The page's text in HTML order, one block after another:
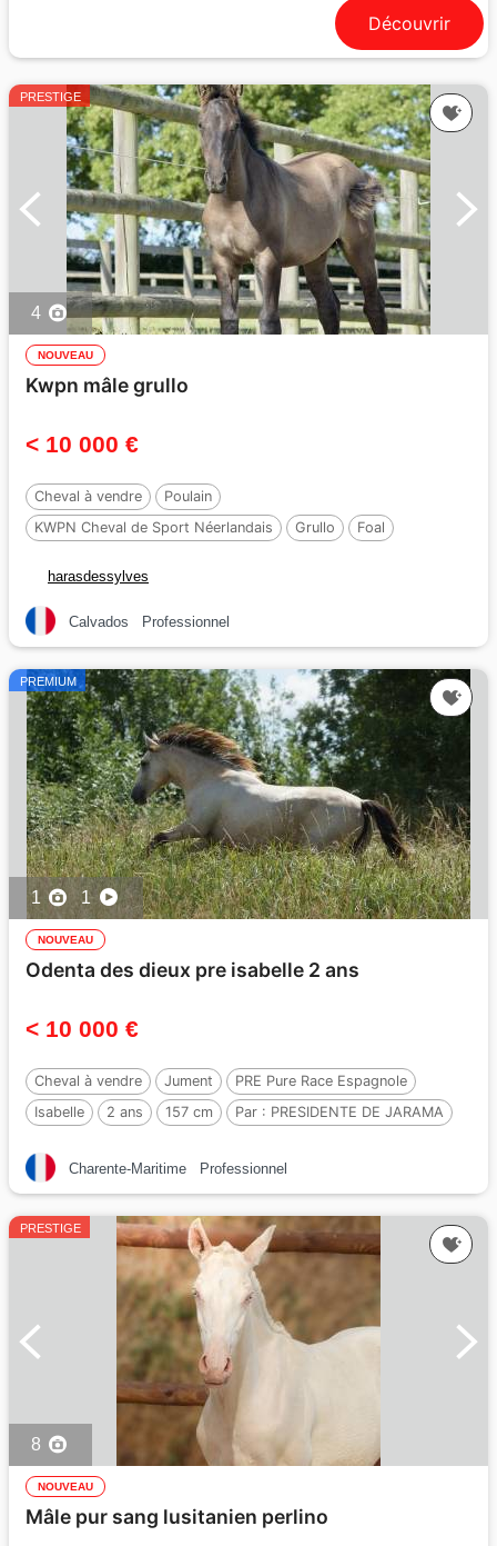
Découvrir
PRESTIGE
4
NOUVEAU
Kwpn mâle grullo
< 10 000 €
Cheval à vendre
Poulain
KWPN Cheval de Sport Néerlandais
Grullo Foal
harasdessylves
Calvados Professionnel
PREMIUM
1 1
NOUVEAU
Odenta des dieux pre isabelle 2 ans
< 10 000 €
Cheval à vendre Jument
PRE Pure Race Espagnole
Isabelle
2 ans 157 cm Par : PRESIDENTE DE JARAMA
Charente-Maritime Professionnel
PRESTIGE
8
NOUVEAU
Mâle pur sang lusitanien perlino